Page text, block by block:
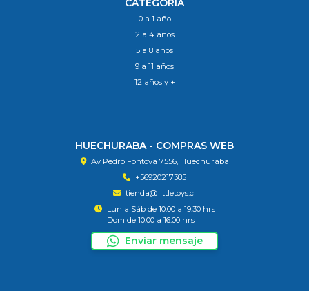
CATEGORIA
0 a 1 año
2 a 4 años
5 a 8 años
9 a 11 años
12 años y +
HUECHURABA - COMPRAS WEB
Av Pedro Fontova 7556, Huechuraba
+56920217385
tienda@littletoys.cl
Lun a Sáb de 10:00 a 19:30 hrs
Dom de 10:00 a 16:00 hrs
Enviar mensaje